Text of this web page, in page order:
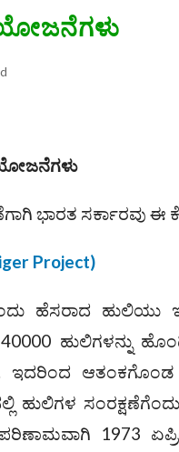
ಯೋಜನೆಗಳು
ಯೋಜನೆಗಳು
ಭಾರತ ಸರ್ಕಾರವು
Project)
ಹೆಸರಾದ ಹುಲಿಯು
ಹುಲಿಗಳನ್ನು
ಇದರಿಂದ
ಹುಲಿಗಳ
1973